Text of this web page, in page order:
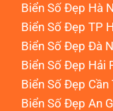
Biển Số Đẹp Hà
Biển Số Đẹp TP
Biển Số Đẹp Đà
Biển Số Đẹp Hải
Biển Số Đẹp Cần
Biển Số Đẹp An